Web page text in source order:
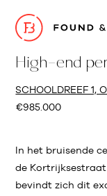
High-end
SCHOOLDREEF 1,
€985.000
In het bruisende
de Kortrijksestraat
bevindt zich dit